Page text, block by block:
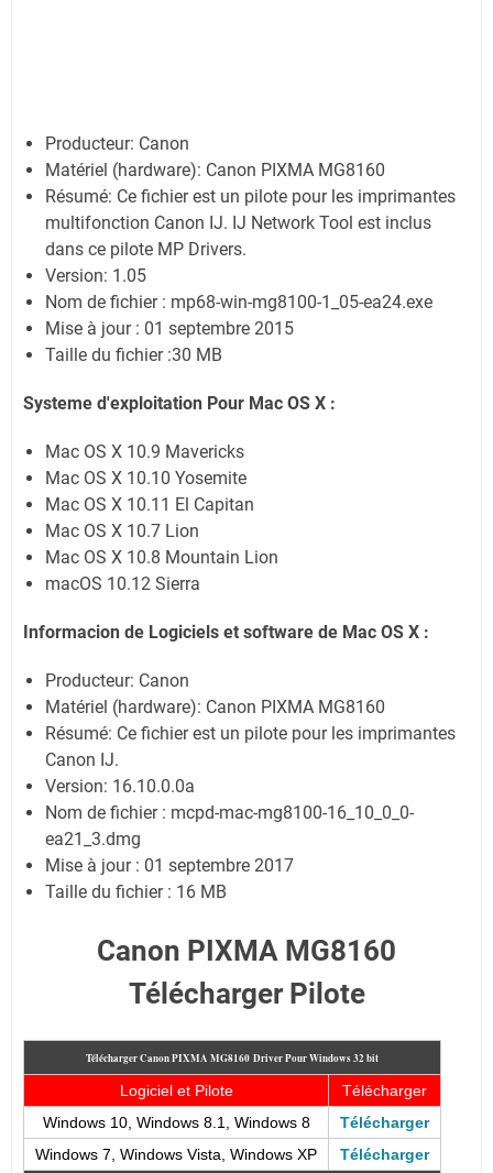
Producteur: Canon
Matériel (hardware): Canon PIXMA MG8160
Résumé: Ce fichier est un pilote pour les imprimantes
multifonction Canon IJ. IJ Network Tool est inclus
dans ce pilote MP Drivers.
Version: 1.05
Nom de fichier : mp68-win-mg8100-1_05-ea24.exe
Mise à jour : 01 septembre 2015
Taille du fichier :30 MB
Systeme d'exploitation Pour Mac OS X :
Mac OS X 10.9 Mavericks
Mac OS X 10.10 Yosemite
Mac OS X 10.11 El Capitan
Mac OS X 10.7 Lion
Mac OS X 10.8 Mountain Lion
macOS 10.12 Sierra
Informacion de Logiciels et software de Mac OS X :
Producteur: Canon
Matériel (hardware): Canon PIXMA MG8160
Résumé: Ce fichier est un pilote pour les imprimantes
Canon IJ.
Version: 16.10.0.0a
Nom de fichier : mcpd-mac-mg8100-16_10_0_0-
ea21_3.dmg
Mise à jour : 01 septembre 2017
Taille du fichier : 16 MB
Canon PIXMA MG8160
Télécharger Pilote
Télécharger Canon PIXMA MG8160 Driver Pour Windows 32 bit
Logiciel et Pilote
Télécharger
Windows 10, Windows 8.1, Windows 8
Télécharger
Windows 7, Windows Vista, Windows XP
Télécharger